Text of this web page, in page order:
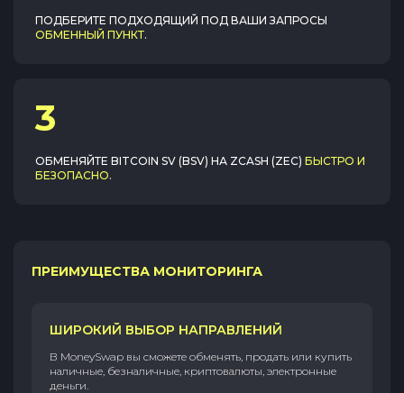
ПОДБЕРИТЕ ПОДХОДЯЩИЙ ПОД ВАШИ ЗАПРОСЫ
ОБМЕННЫЙ ПУНКТ.
3
ОБМЕНЯЙТЕ BITCOIN SV (BSV) НА ZCASH (ZEC) БЫСТРО И
БЕЗОПАСНО.
ПРЕИМУЩЕСТВА МОНИТОРИНГА
ШИРОКИЙ ВЫБОР НАПРАВЛЕНИЙ
В MoneySwap вы сможете обменять, продать или купить
наличные, безналичные, криптовалюты, электронные
деньги.